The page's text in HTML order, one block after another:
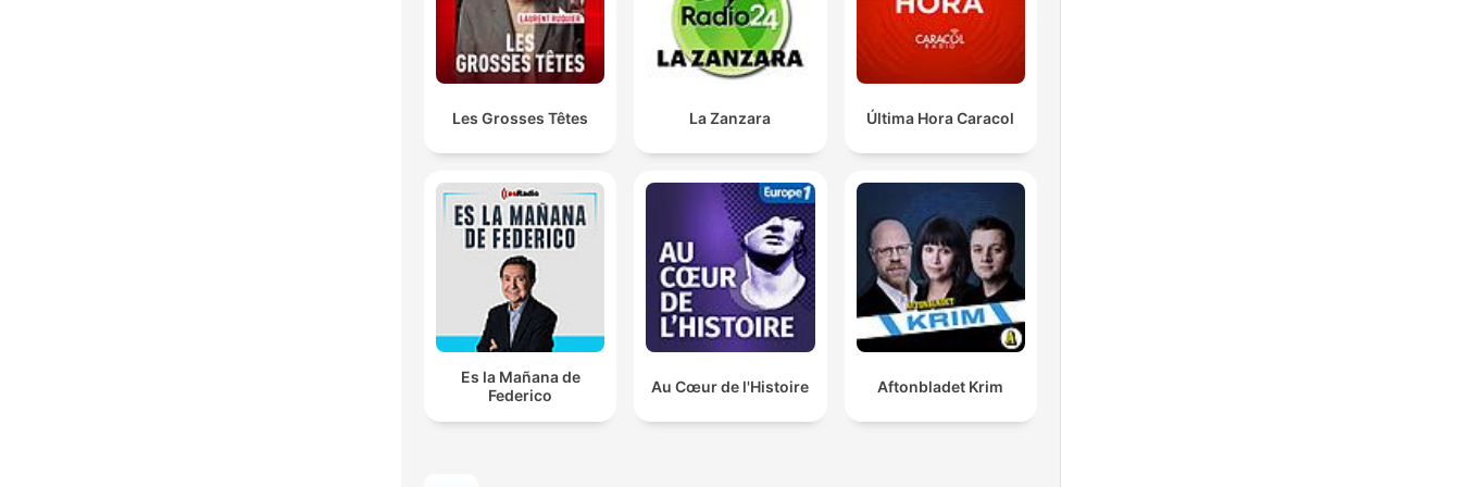
Les Grosses Têtes La Zanzara Última Hora Caracol
Es la Mañana de
Federico
Au Cœur de l'Histoire Aftonbladet Krim